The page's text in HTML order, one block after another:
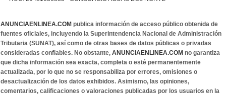
ANUNCIAENLINEA.COM publica información de acceso público obtenida de
fuentes oficiales, incluyendo la Superintendencia Nacional de Administración
Tributaria (SUNAT), así como de otras bases de datos públicas o privadas
consideradas confiables. No obstante, ANUNCIAENLINEA.COM no garantiza
que dicha información sea exacta, completa o esté permanentemente
actualizada, por lo que no se responsabiliza por errores, omisiones o
desactualización de los datos exhibidos. Asimismo, las opiniones,
comentarios, calificaciones o valoraciones publicadas por los usuarios en la